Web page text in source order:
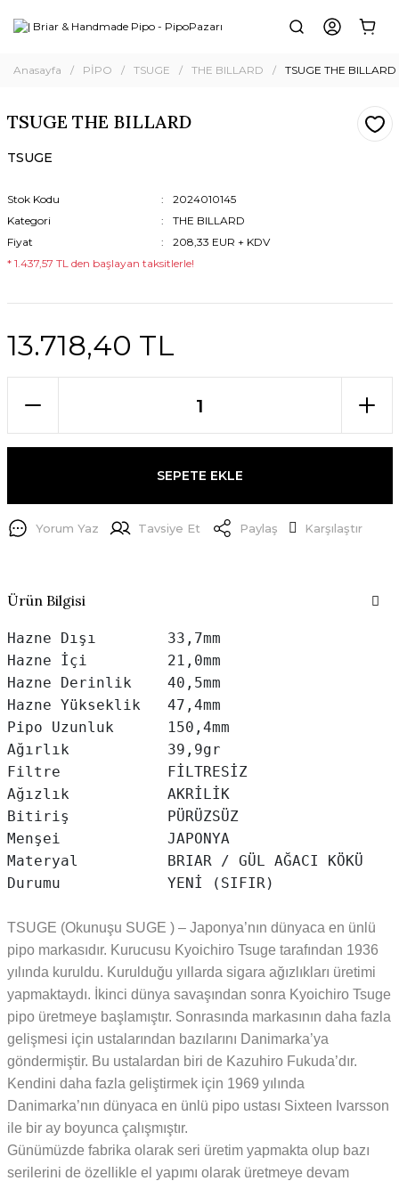
Anasayfa PİPO TSUGE THE BILLARD TSUGE THE BILLARD
TSUGE THE BILLARD
TSUGE
Stok Kodu
2024010145
Kategori
THE BILLARD
Fiyat
208,33 EUR + KDV
* 1.437,57 TL den başlayan taksitlerle!
13.718,40 TL
SEPETE EKLE
Yorum Yaz Tavsiye Et Paylaş Karşılaştır
Ürün Bilgisi
Hazne Dışı        33,7mm
Hazne İçi         21,0mm
Hazne Derinlik    40,5mm
Hazne Yükseklik   47,4mm
Pipo Uzunluk      150,4mm
Ağırlık           39,9gr
Filtre            FİLTRESİZ
Ağızlık           AKRİLİK
Bitiriş           PÜRÜZSÜZ
Menşei            JAPONYA
Materyal          BRIAR / GÜL AĞACI KÖKÜ
Durumu            YENİ (SIFIR)
TSUGE (Okunuşu SUGE ) – Japonya’nın dünyaca en ünlü
pipo markasıdır. Kurucusu Kyoichiro Tsuge tarafından 1936
yılında kuruldu. Kurulduğu yıllarda sigara ağızlıkları üretimi
yapmaktaydı. İkinci dünya savaşından sonra Kyoichiro Tsuge
pipo üretmeye başlamıştır. Sonrasında markasının daha fazla
gelişmesi için ustalarından bazılarını Danimarka’ya
göndermiştir. Bu ustalardan biri de Kazuhiro Fukuda’dır.
Kendini daha fazla geliştirmek için 1969 yılında
Danimarka’nın dünyaca en ünlü pipo ustası Sixteen Ivarsson
ile bir ay boyunca çalışmıştır.
Günümüzde fabrika olarak seri üretim yapmakta olup bazı
serilerini de özellikle el yapımı olarak üretmeye devam